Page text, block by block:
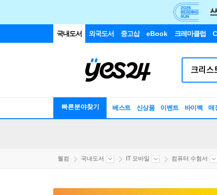
국내도서 외국도서 중고샵 eBook 크레마클럽
빠른분야찾기 베스트 신상품 이벤트 바이백 매
웰컴 국내도서 IT 모바일 컴퓨터 수험서